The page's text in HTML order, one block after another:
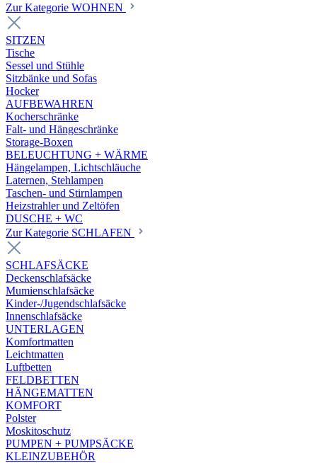
Zur Kategorie WOHNEN
SITZEN
Tische
Sessel und Stühle
Sitzbänke und Sofas
Hocker
AUFBEWAHREN
Kocherschränke
Falt- und Hängeschränke
Storage-Boxen
BELEUCHTUNG + WÄRME
Hängelampen, Lichtschläuche
Laternen, Stehlampen
Taschen- und Stirnlampen
Heizstrahler und Zeltöfen
DUSCHE + WC
Zur Kategorie SCHLAFEN
SCHLAFSÄCKE
Deckenschlafsäcke
Mumienschlafsäcke
Kinder-/Jugendschlafsäcke
Innenschlafsäcke
UNTERLAGEN
Komfortmatten
Leichtmatten
Luftbetten
FELDBETTEN
HÄNGEMATTEN
KOMFORT
Polster
Moskitoschutz
PUMPEN + PUMPSÄCKE
KLEINZUBEHÖR